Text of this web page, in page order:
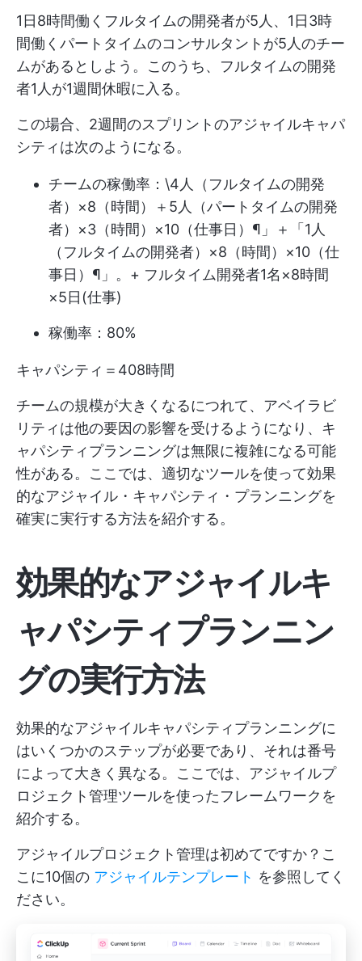
1日8時間働くフルタイムの開発者が5人、1日3時
間働くパートタイムのコンサルタントが5人のチー
ムがあるとしよう。このうち、フルタイムの開発
者1人が1週間休暇に入る。
この場合、2週間のスプリントのアジャイルキャパ
シティは次のようになる。
チームの稼働率：\4人（フルタイムの開発
者）×8（時間）＋5人（パートタイムの開発
者）×3（時間）×10（仕事日）¶」＋「1人
（フルタイムの開発者）×8（時間）×10（仕
事日）¶」。+ フルタイム開発者1名×8時間
×5日(仕事)
稼働率：80%
キャパシティ＝408時間
チームの規模が大きくなるにつれて、アベイラビ
リティは他の要因の影響を受けるようになり、キ
ャパシティプランニングは無限に複雑になる可能
性がある。ここでは、適切なツールを使って効果
的なアジャイル・キャパシティ・プランニングを
確実に実行する方法を紹介する。
効果的なアジャイルキ
ャパシティプランニン
グの実行方法
効果的なアジャイルキャパシティプランニングに
はいくつかのステップが必要であり、それは番号
によって大きく異なる。ここでは、アジャイルプ
ロジェクト管理ツールを使ったフレームワークを
紹介する。
アジャイルプロジェクト管理は初めてですか？こ
こに10個の アジャイルテンプレート を参照してく
ださい。